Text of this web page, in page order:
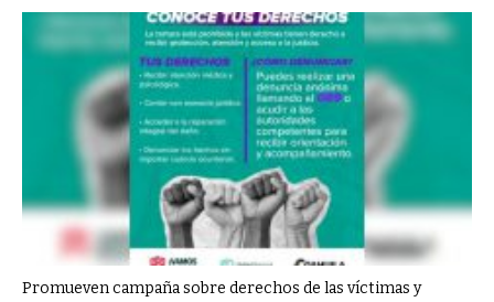
Promueven campaña sobre derechos de las víctimas y